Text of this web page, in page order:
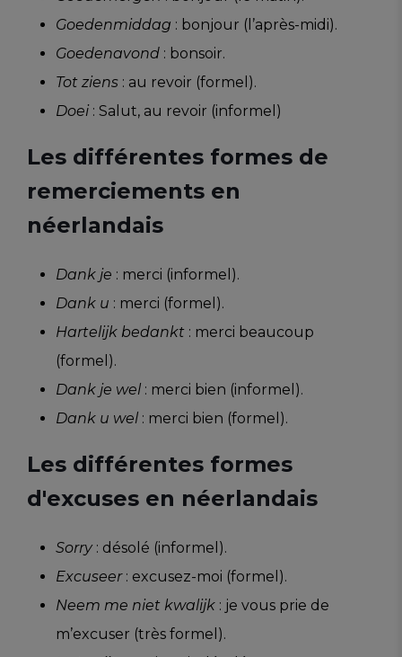
Goedenmiddag : bonjour (l’après-midi).
Goedenavond : bonsoir.
Tot ziens : au revoir (formel).
Doei: Salut, au revoir (informel)
Les différentes formes de
remerciements en
néerlandais
Dank je : merci (informel).
Dank u : merci (formel).
Hartelijk bedankt : merci beaucoup
(formel).
Dank je wel : merci bien (informel).
Dank u wel : merci bien (formel).
Les différentes formes
d'excuses en néerlandais
Sorry: désolé (informel).
Excuseer: excusez-moi (formel).
Neem me niet kwalijk : je vous prie de
m’excuser (très formel).